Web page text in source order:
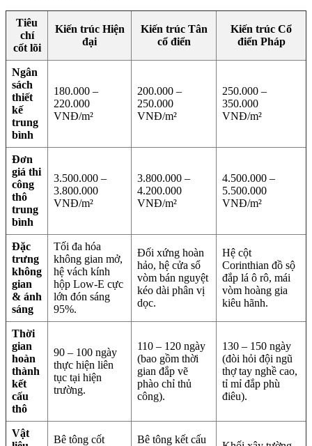
Tiêu
chí
cốt lõi
Kiến trúc Hiện
đại
Kiến trúc Tân
cổ điển
Kiến trúc Cổ
điển Pháp
Ngân
sách
thiết
kế
trung
bình
180.000 –
220.000
VNĐ/m²
200.000 –
250.000
VNĐ/m²
250.000 –
350.000
VNĐ/m²
Đơn
giá thi
công
thô
trung
bình
3.500.000 –
3.800.000
VNĐ/m²
3.800.000 –
4.200.000
VNĐ/m²
4.500.000 –
5.500.000
VNĐ/m²
Đặc
trưng
không
gian
& ánh
sáng
Tối đa hóa
không gian mở,
hệ vách kính
hộp Low-E cực
lớn đón sáng
95%.
Đối xứng hoàn
hảo, hệ cửa sổ
vòm bán nguyệt
kéo dài phân vị
dọc.
Hệ cột
Corinthian đồ sộ
đắp lá ô rô, mái
vòm hoàng gia
kiêu hãnh.
Thời
gian
hoàn
thành
kết
cấu
thô
90 – 100 ngày
thực hiện liên
tục tại hiện
trường.
110 – 120 ngày
(bao gồm thời
gian đắp vẽ
phào chỉ thủ
công).
130 – 150 ngày
(đòi hỏi đội ngũ
thợ tay nghề cao,
tỉ mỉ đắp phù
điêu).
Vật
Bê tông cốt
Bê tông kết cấu